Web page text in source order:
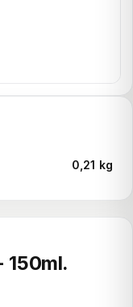
0,21 kg
150ml.